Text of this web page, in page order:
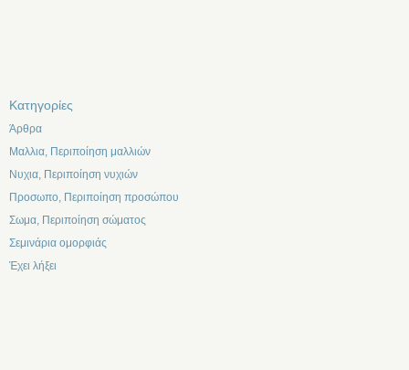
Kατηγορίες
Άρθρα
Μαλλια, Περιποίηση μαλλιών
Νυχια, Περιποίηση νυχιών
Προσωπο, Περιποίηση προσώπου
Σωμα, Περιποίηση σώματος
Σεμινάρια ομορφιάς
Έχει λήξει